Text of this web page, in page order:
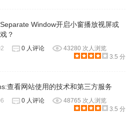
Window开启小窗播放视屏或
？
0 人评论
43280 次人浏览
3.5 分
查看网站使用的技术和第三方服务
0 人评论
48765 次人浏览
3.5 分